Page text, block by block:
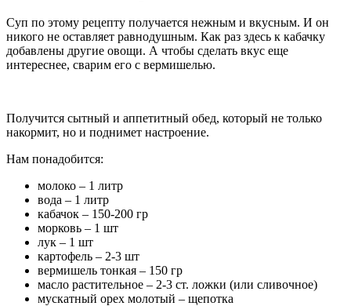
Суп по этому рецепту получается нежным и вкусным. И он
никого не оставляет равнодушным. Как раз здесь к кабачку
добавлены другие овощи. А чтобы сделать вкус еще
интереснее, сварим его с вермишелью.
Получится сытный и аппетитный обед, который не только
накормит, но и поднимет настроение.
Нам понадобится:
молоко – 1 литр
вода – 1 литр
кабачок – 150-200 гр
морковь – 1 шт
лук – 1 шт
картофель – 2-3 шт
вермишель тонкая – 150 гр
масло растительное – 2-3 ст. ложки (или сливочное)
мускатный орех молотый – щепотка